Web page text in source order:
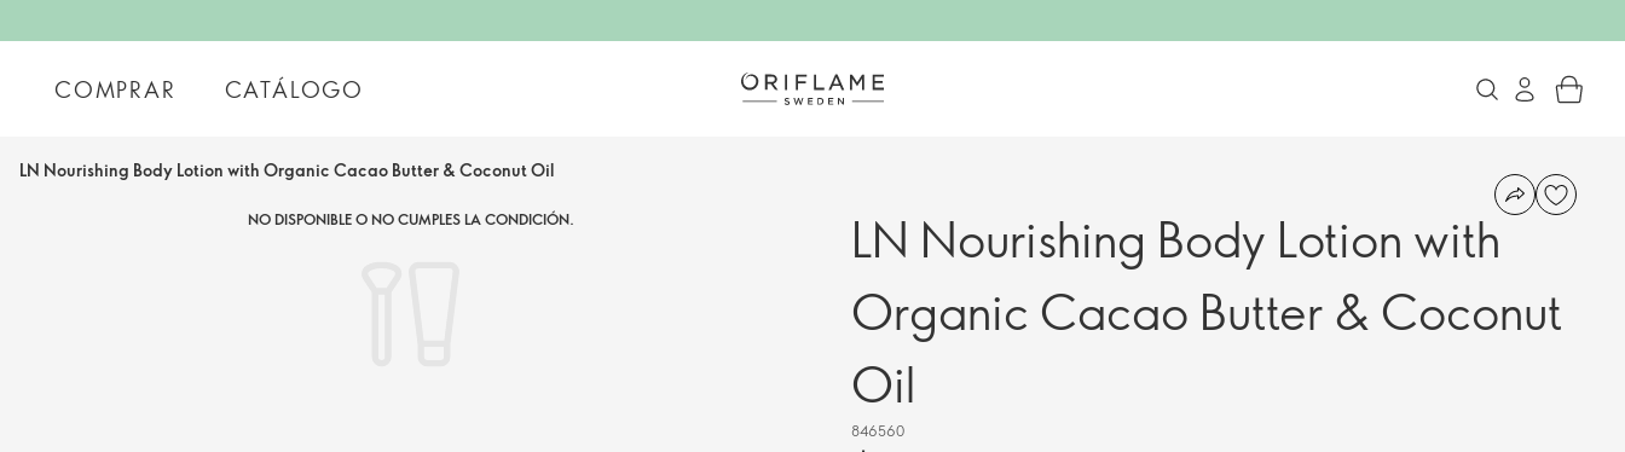
COMPRAR CATÁLOGO
LN Nourishing Body Lotion with Organic Cacao Butter & Coconut Oil
NO DISPONIBLE O NO CUMPLES LA CONDICIÓN.
LN Nourishing Body Lotion with
Organic Cacao Butter & Coconut
Oil
846560